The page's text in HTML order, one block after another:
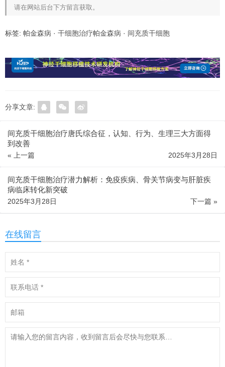
请在网站后台下方留言获取。
标签: 帕金森病 · 干细胞治疗帕金森病 · 间充质干细胞
分享文章:
间充质干细胞治疗唐氏综合征，认知、行为、生理三大方面得
到改善
« 上一篇 2025年3月28日
间充质干细胞治疗潜力解析：免疫疾病、骨关节病变与肝脏疾
病临床转化新突破
下一篇 »
2025年3月28日
在线留言